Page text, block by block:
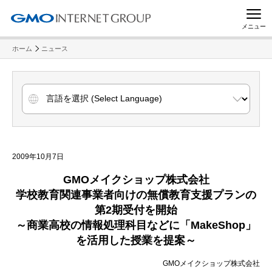
メニュー
ホーム ニュース
2009年10月7日
GMOメイクショップ株式会社
学校教育関連事業者向けの無償教育支援プランの
第2期受付を開始
～商業高校の情報処理科目などに「 MakeShop 」
を活用した授業を提案～
GMOメイクショップ株式会社